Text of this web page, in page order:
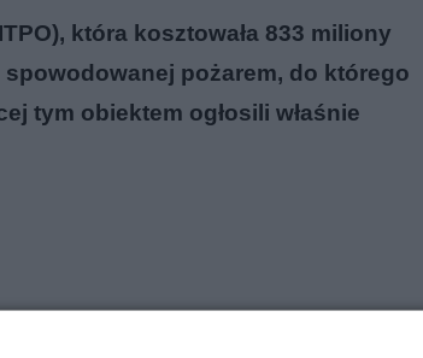
która kosztowała 833 miliony
spowodowanej pożarem, do którego
tym obiektem ogłosili właśnie